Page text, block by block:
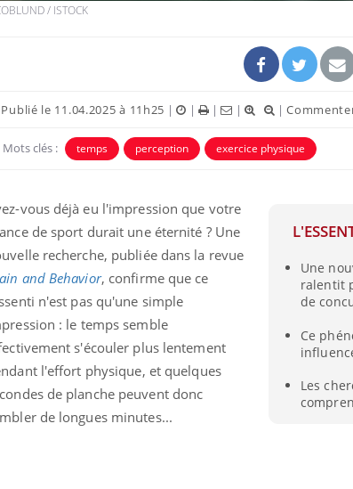
/ ISTOCK
Publié le 11.04.2025 à 11h25 | | | | |
Mots clés : temps perception exercice physique
Une
ralentit
de
Ce
Les
vous déjà eu l'impression que votre
de sport durait une éternité ? Une
recherche, publiée dans la revue
and Behavior, confirme que ce
n'est pas qu'une simple
: le temps semble
s'écouler plus lentement
l'effort physique, et quelques
de planche peuvent donc
de longues minutes...